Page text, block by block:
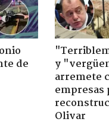
de
y
arremete
empresas
Olivar